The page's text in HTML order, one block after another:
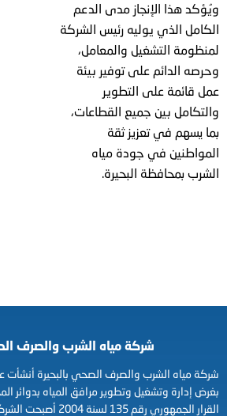
ويُؤكد هذا الإنجاز مدى الدعم
الكامل الذي يوليه رئيس الشركة
لمنظومة التشغيل والمعامل،
وحرصه الدائم على توفير بيئة
عمل قائمة على التطوير
والتكامل بين جميع القطاعات،
بما يسهم في تعزيز ثقة
المواطنين في جودة مياه
الشرب بمحافظة البحيرة.
شركة مياه الشرب والصرف
بغرض إدارة وتشغيل وتطوير مرافق المياه بدوائر
القرار الجمهوري رقم